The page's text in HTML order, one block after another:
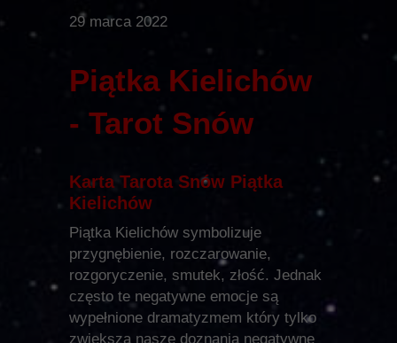
29 marca 2022
Piątka Kielichów
- Tarot Snów
Karta Tarota Snów Piątka
Kielichów
Piątka Kielichów symbolizuje
przygnębienie, rozczarowanie,
rozgoryczenie, smutek, złość. Jednak
często te negatywne emocje są
wypełnione dramatyzmem który tylko
zwiększa nasze doznania negatywne